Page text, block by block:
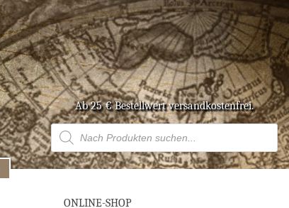
Ab 25 € Bestell­wert versandkostenfrei.
Products
search
ONLINE-SHOP